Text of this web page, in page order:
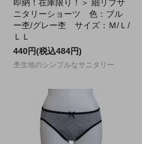
即納！在庫限り！＞ 細リブサ
ニタリーショーツ 色：ブル
ー杢/グレー杢 サイズ：Ｍ/Ｌ/
ＬＬ
440円(税込484円)
杢生地のシンプルなサニタリー